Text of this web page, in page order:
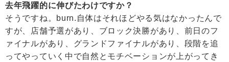
去年飛躍的に伸びたわけですか？
そうですね。burn.自体はそれほどやる気はなかったんで
すが、店舗予選があり、ブロック決勝があり、前日のフ
ァイナルがあり、グランドファイナルがあり、段階を追
ってやっていく中で自然とモチベーションが上がってき